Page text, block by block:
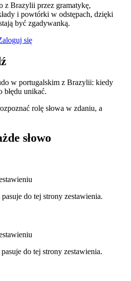
z Brazylii przez gramatykę,
i powtórki w odstępach, dzięki
być zgadywanką.
się
w portugalskim z Brazylii: kiedy
błędu unikać.
rolę słowa w zdaniu, a
słowo
do tej strony zestawienia.
do tej strony zestawienia.